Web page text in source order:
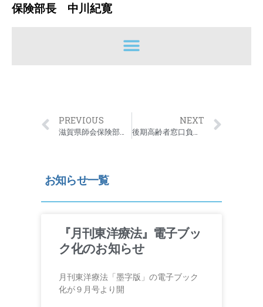
保険部長 中川紀寛
PREVIOUS NEXT
お知らせ一覧
『月刊東洋療法』電子ブッ
ク化のお知らせ
月刊東洋療法「墨字版」の電子ブック
化が９月号より開